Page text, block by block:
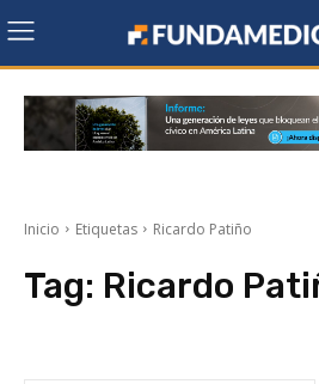
Inicio Etiquetas Ricardo Patiño
Tag: Ricardo